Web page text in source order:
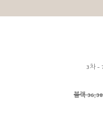
3차 -
블랙